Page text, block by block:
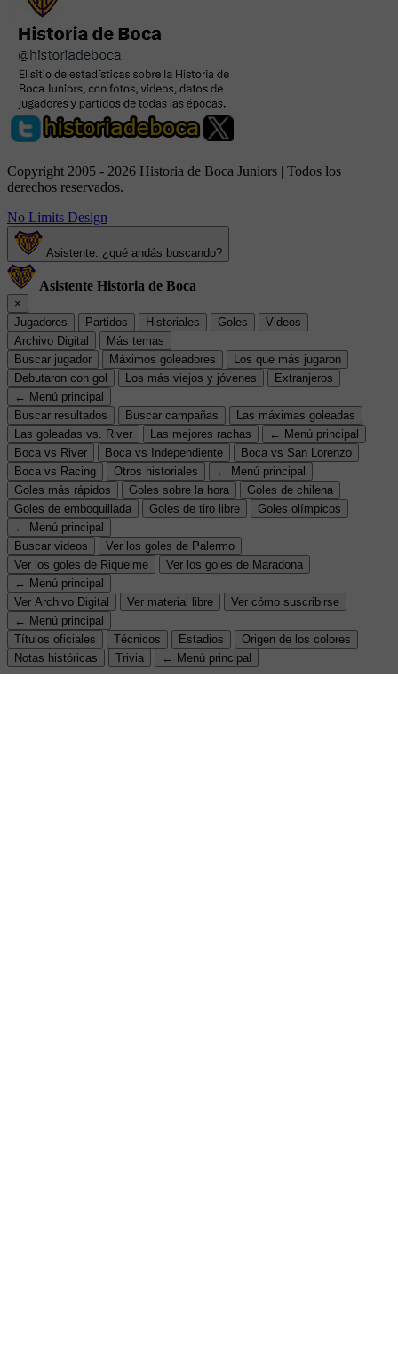
Copyright 2005 - 2026 Historia de Boca Juniors | Todos los
derechos reservados.
No Limits Design
Asistente: ¿qué andás buscando?
Asistente Historia de Boca
×
Jugadores
Partidos Historiales Goles
Videos
Archivo Digital
Más temas
Buscar jugador
Máximos goleadores
Los que más jugaron
Debutaron con gol
Los más viejos y jóvenes
Extranjeros
← Menú principal
Buscar resultados
Buscar campañas
Las máximas goleadas
Las goleadas vs. River
Las mejores rachas
← Menú principal
Boca vs River
Boca vs Independiente
Boca vs San Lorenzo
Boca vs Racing
Otros historiales
← Menú principal
Goles más rápidos
Goles sobre la hora
Goles de chilena
Goles de emboquillada
Goles de tiro libre
Goles olímpicos
← Menú principal
Buscar videos
Ver los goles de Palermo
Ver los goles de Riquelme
Ver los goles de Maradona
← Menú principal
Ver Archivo Digital
Ver material libre
Ver cómo suscribirse
← Menú principal
Títulos oficiales
Técnicos Estadios
Origen de los colores
Notas históricas
Trivia ← Menú principal